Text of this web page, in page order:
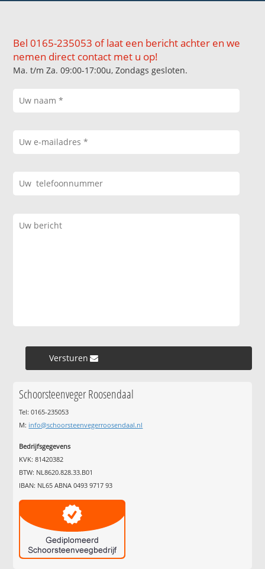
Bel 0165-235053 of laat een bericht achter en we
nemen direct contact met u op!
Ma. t/m Za. 09:00-17:00u, Zondags gesloten.
Versturen »
Schoorsteenveger Roosendaal
Tel: 0165-235053
M: info@schoorsteenvegerroosendaal.nl
Bedrijfsgegevens
KVK: 81420382
BTW: NL8620.828.33.B01
IBAN: NL65 ABNA 0493 9717 93